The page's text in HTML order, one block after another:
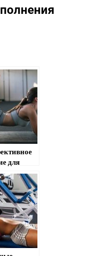
для